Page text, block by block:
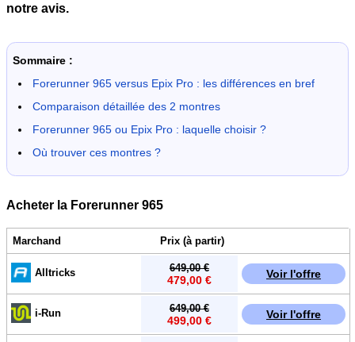
notre avis.
Sommaire :
Forerunner 965 versus Epix Pro : les différences en bref
Comparaison détaillée des 2 montres
Forerunner 965 ou Epix Pro : laquelle choisir ?
Où trouver ces montres ?
Acheter la Forerunner 965
Marchand Prix (à partir)
Alltricks Voir l'offre
649,00 €
479,00 €
i-Run Voir l'offre
649,00 €
499,00 €